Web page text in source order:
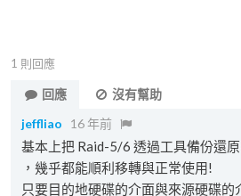
1 則回應
回應
沒有幫助
jeffliao
16 年前
基本上把 Raid-5/6 透過工具備份還
，幾乎都能順利移轉與正常使用!
只要目的地硬碟的介面與來源硬碟的